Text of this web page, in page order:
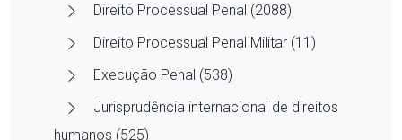
Direito Processual Penal (2088)
Direito Processual Penal Militar (11)
Execução Penal (538)
Jurisprudência internacional de direitos
humanos (525)